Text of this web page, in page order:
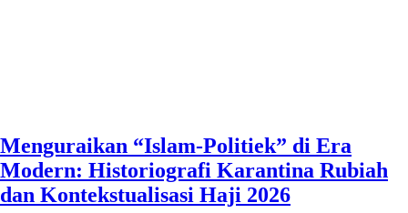
Menguraikan “Islam-Politiek” di Era
Modern: Historiografi Karantina Rubiah
dan Kontekstualisasi Haji 2026